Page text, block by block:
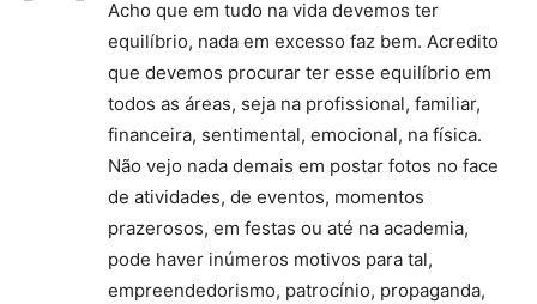
Acho que em tudo na vida devemos ter
equilíbrio, nada em excesso faz bem. Acredito
que devemos procurar ter esse equilíbrio em
todos as áreas, seja na profissional, familiar,
financeira, sentimental, emocional, na física.
Não vejo nada demais em postar fotos no face
de atividades, de eventos, momentos
prazerosos, em festas ou até na academia,
pode haver inúmeros motivos para tal,
empreendedorismo, patrocínio, propaganda,